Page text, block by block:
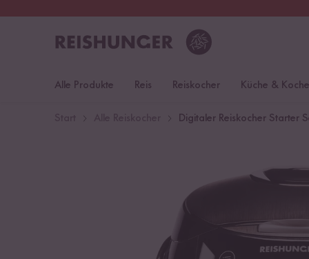
Alle Produkte Reis Reiskocher Küche &
Digitaler Reiskocher Starter